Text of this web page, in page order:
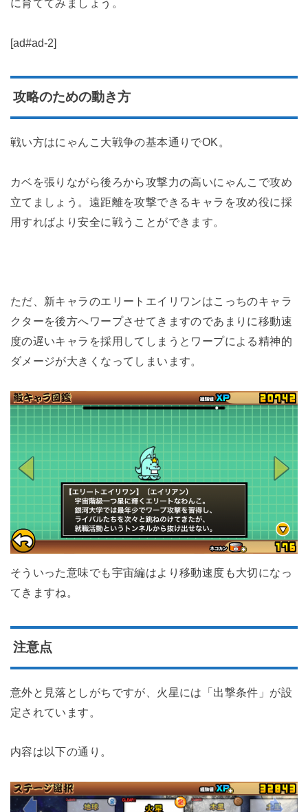
に育ててみましょう。
[ad#ad-2]
攻略のための動き方
戦い方はにゃんこ大戦争の基本通りでOK。
カベを張りながら後ろから攻撃力の高いにゃんこで攻め
立てましょう。遠距離を攻撃できるキャラを攻め役に採
用すればより安全に戦うことができます。
ただ、新キャラのエリートエイリワンはこっちのキャラ
クターを後方へワープさせてきますのであまりに移動速
度の遅いキャラを採用してしまうとワープによる精神的
ダメージが大きくなってしまいます。
そういった意味でも宇宙編はより移動速度も大切になっ
てきますね。
注意点
意外と見落としがちですが、火星には「出撃条件」が設
定されています。
内容は以下の通り。